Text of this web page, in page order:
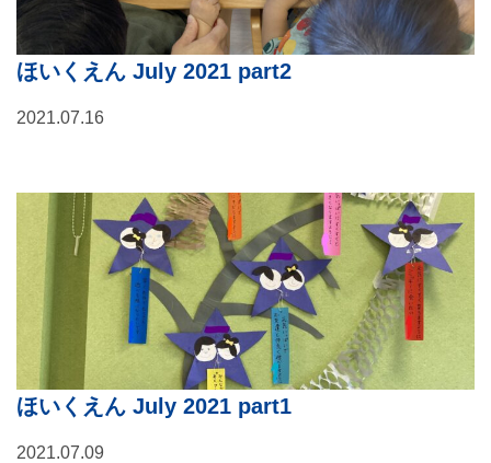
ほいくえん July 2021 part2
2021.07.16
ほいくえん July 2021 part1
2021.07.09